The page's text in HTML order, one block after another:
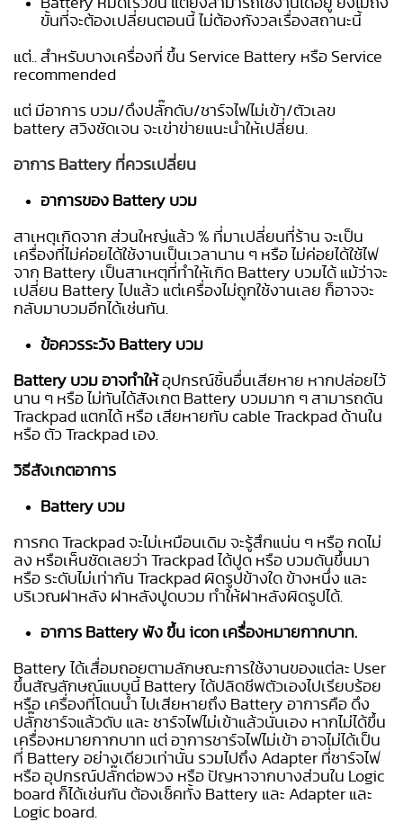
Battery หมดเร็วขึ้น แต่ยังสามารถใช้งานได้อยู่ ยังไม่ถึง
ขั้นที่จะต้องเปลี่ยนตอนนี้ ไม่ต้องกังวลเรื่องสถานะนี้
แต่.. สำหรับบางเครื่องที่ ขึ้น Service Battery หรือ Service
recommended
แต่ มีอาการ บวม/ดึงปลั๊กดับ/ชาร์จไฟไม่เข้า/ตัวเลข
battery สวิงชัดเจน จะเข่าข่ายแนะนำให้เปลี่ยน.
อาการ Battery ที่ควรเปลี่ยน
อาการของ Battery บวม
สาเหตุเกิดจาก ส่วนใหญ่แล้ว % ที่มาเปลี่ยนที่ร้าน จะเป็น
เครื่องที่ไม่ค่อยได้ใช้งานเป็นเวลานาน ๆ หรือ ไม่ค่อยได้ใช้ไฟ
จาก Battery เป็นสาเหตุที่ทำให้เกิด Battery บวมได้ แม้ว่าจะ
เปลี่ยน Battery ไปแล้ว แต่เครื่องไม่ถูกใช้งานเลย ก็อาจจะ
กลับมาบวมอีกได้เช่นกัน.
ข้อควรระวัง Battery บวม
Battery บวม อาจทำให้อุปกรณ์ชิ้นอื่นเสียหาย หากปล่อยไว้
นาน ๆ หรือ ไม่ทันได้สังเกต Battery บวมมาก ๆ สามารถดัน
Trackpad แตกได้ หรือ เสียหายกับ cable Trackpad ด้านใน
หรือ ตัว Trackpad เอง.
วิธีสังเกตอาการ
Battery บวม
การกด Trackpad จะไม่เหมือนเดิม จะรู้สึกแน่น ๆ หรือ กดไม่
ลง หรือเห็นชัดเลยว่า Trackpad ได้ปูด หรือ บวมดันขึ้นมา
หรือ ระดับไม่เท่ากัน Trackpad ผิดรูปข้างใด ข้างหนึ่ง และ
บริเวณฝาหลัง ฝาหลังปูดบวม ทำให้ฝาหลังผิดรูปได้.
อาการ Battery พัง ขึ้น icon เครื่องหมายกากบาท.
Battery ได้เสื่อมถอยตามลักษณะการใช้งานของแต่ละ User
ขึ้นสัญลักษณ์แบบนี้ Battery ได้ปลิดชีพตัวเองไปเรียบร้อย
หรือ เครื่องที่โดนน้ำ ไปเสียหายถึง Battery อาการคือ ดึง
ปลั๊กชาร์จแล้วดับ และ ชาร์จไฟไม่เข้าแล้วนั่นเอง หากไม่ได้ขึ้น
เครื่องหมายกากบาท แต่ อาการชาร์จไฟไม่เข้า อาจไม่ได้เป็น
ที่ Battery อย่างเดียวเท่านั้น รวมไปถึง Adapter ที่ชาร์จไฟ
หรือ อุปกรณ์ปลั๊กต่อพวง หรือ ปัญหาจากบางส่วนใน Logic
board ก็ได้เช่นกัน ต้องเช็คทั้ง Battery และ Adapter และ
Logic board.